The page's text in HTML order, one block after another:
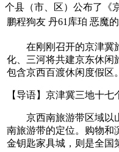
个县（市、区）公布了《
鹏程狗友 丹61库珀 恶魔
在刚刚召开的京津冀旅
化、三河将共建京东休闲
包含京西百渡休闲度假区
【导语】京津冀三地十
京西南旅游带区域以山
南旅游带的定位。购物和
金钥匙家具城，则是全国